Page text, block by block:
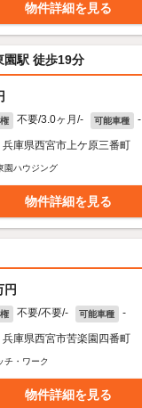
物件詳細を見る
園駅 徒歩19分
不要/3.0ヶ月/- 可能車種 -
兵庫県西宮市上ケ原三番町
園ハウジング
物件詳細を見る
円
不要/不要/- 可能車種 -
兵庫県西宮市苦楽園四番町
チ・ワーク
物件詳細を見る